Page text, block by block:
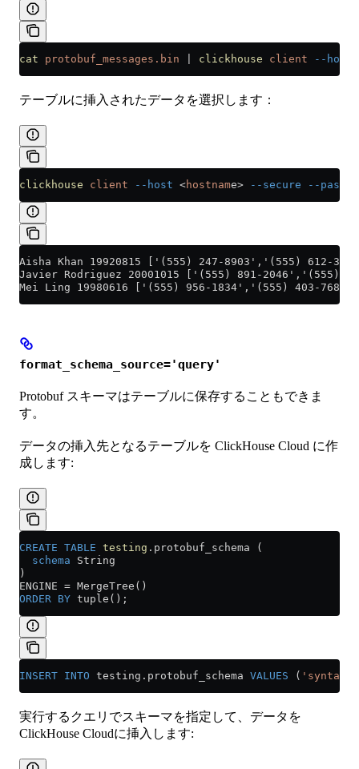
cat protobuf_messages.bin clickhouse client --host
テーブルに挿入されたデータを選択します：
clickhouse client --host <hostname> --secure --
Aisha Khan 19920815 ['(555) 247-8903','(555) 612-
Javier Rodriguez 20001015 ['(555) 891-2046','(555)
Mei Ling 19980616 ['(555) 956-1834','(555) 403-7682']
format_schema_source='query'
Protobuf スキーマはテーブルに保存することもできま
す。
データの挿入先となるテーブルを ClickHouse Cloud に作
成します:
CREATE TABLE testing .protobuf_schema (
  schema
String
)
ENGINE = MergeTree()
ORDER BY tuple();
INSERT INTO testing . protobuf_schema VALUES ( 'syntax
実行するクエリでスキーマを指定して、データを
ClickHouse Cloudに挿入します: